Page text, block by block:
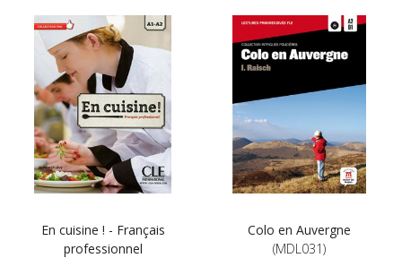
En cuisine ! - Français
professionnel
Colo en Auvergne
(MDL031)